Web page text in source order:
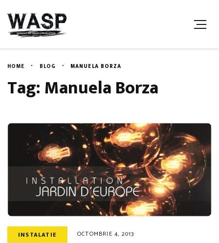
HOME BLOG MANUELA BORZA
Tag: Manuela Borza
INSTALATIE OCTOMBRIE 4, 2013